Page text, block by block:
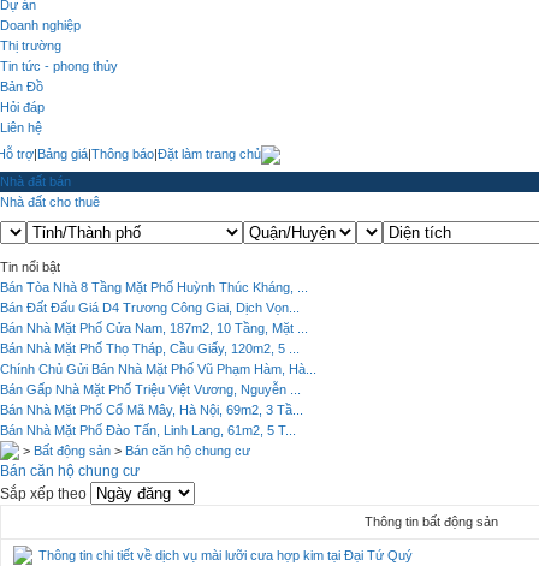
Dự án
Doanh nghiệp
Thị trường
Tin tức - phong thủy
Bản Đồ
Hỏi đáp
Liên hệ
trợ|Bảng giá|Thông báo|Đặt làm trang chủ
Nhà đất bán
Nhà đất cho thuê
Tin nổi bật
Bán Tòa Nhà 8 Tầng Mặt Phố Huỳnh Thúc Kháng, ...
Bán Đất Đấu Giá D4 Trương Công Giai, Dịch Vọn...
Bán Nhà Mặt Phố Cửa Nam, 187m2, 10 Tầng, Mặt ...
Bán Nhà Mặt Phố Thọ Tháp, Cầu Giấy, 120m2, 5 ...
Chính Chủ Gửi Bán Nhà Mặt Phố Vũ Phạm Hàm, Hà...
Bán Gấp Nhà Mặt Phố Triệu Việt Vương, Nguyễn ...
Bán Nhà Mặt Phố Cổ Mã Mây, Hà Nội, 69m2, 3 Tầ...
Bán Nhà Mặt Phố Đào Tấn, Linh Lang, 61m2, 5 T...
> Bất động sản > Bán căn hộ chung cư
Bán căn hộ chung cư
Sắp xếp theo
Thông tin bất động sản
Thông tin chi tiết về dịch vụ mài lưỡi cưa hợp kim tại Đại Tứ Quý